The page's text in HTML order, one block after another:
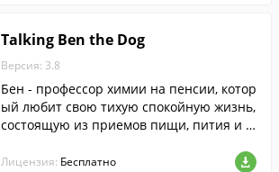
Talking Ben the Dog
Версия: 3.8
Бен - профессор химии на пенсии, котор
ый любит свою тихую спокойную жизнь,
состоящую из приемов пищи, пития и ч
Лицензия: Бесплатно